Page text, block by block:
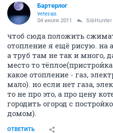
Бартерлог
veteran
04 июля 2011 SibHunter
чтоб сюда положить
отопление я ещё рисую. на
а труб там не так и много,
место то
какое отопление - газ,
мало). но если нет газа,
то не про это, а про цену
городить огород с
домом).
ОТВЕТИТЬ